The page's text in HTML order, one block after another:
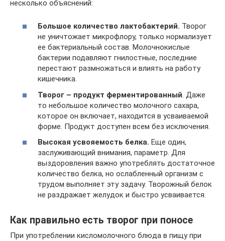
несколько объяснений:
Большое количество лактобактерий. Творог
не уничтожает микрофлору, только нормализует
ее бактериальный состав. Молочнокислые
бактерии подавляют гнилостные, последние
перестают размножаться и влиять на работу
кишечника.
Творог – продукт ферментированный . Даже
то небольшое количество молочного сахара,
которое он включает, находится в усваиваемой
форме. Продукт доступен всем без исключения.
Высокая усвояемость белка. Еще один,
заслуживающий внимания, параметр. Для
выздоровления важно употреблять достаточное
количество белка, но ослабленный организм с
трудом выполняет эту задачу. Творожный белок
не раздражает желудок и быстро усваивается.
Как правильно есть творог при поносе
При употреблении кисломолочного блюда в пищу при